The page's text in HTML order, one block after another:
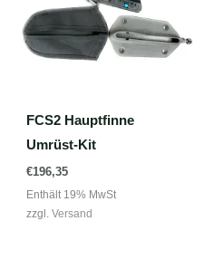
FCS2 Hauptfinne
Umrüst-Kit
€196,35
Enthält 19% MwSt
zzgl. Versand